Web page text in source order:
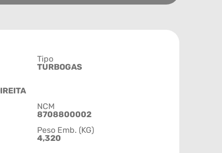
Tipo
TURBOGAS
NCM
8708800002
Peso Emb. (KG)
4,320